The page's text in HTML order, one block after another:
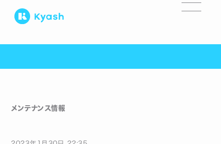
メンテナンス情報